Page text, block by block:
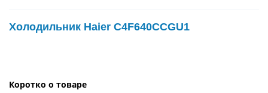
Холодильник Haier C4F640CCGU1
Коротко о товаре